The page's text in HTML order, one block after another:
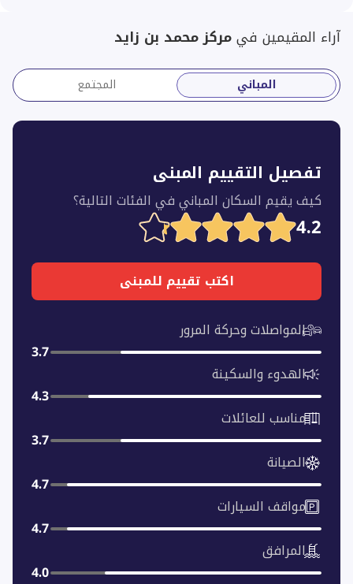
آراء المقيمين فيمركز محمد بن زايد
المباني المجتمع
تفصيل التقييم المبنى
كيف يقيم السكان المباني في الفئات التالية؟
4.2
اكتب تقييم للمبنى
المواصلات وحركة المرور
3.7
الهدوء والسكينة
4.3
مناسب للعائلات
3.7
الصيانة
4.7
مواقف السيارات
4.7
المرافق
4.0